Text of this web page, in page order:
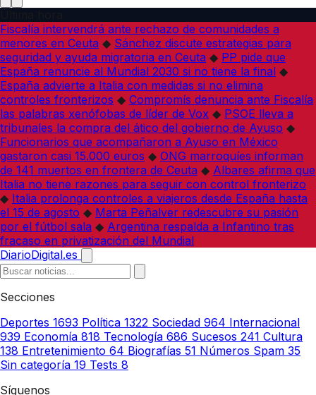
Fiscalía intervendrá ante rechazo de comunidades a
menores en Ceuta ◆ Sánchez discute estrategias para
seguridad y ayuda migratoria en Ceuta ◆ PP pide que
España renuncie al Mundial 2030 si no tiene la final ◆
España advierte a Italia con medidas si no elimina
controles fronterizos ◆ Compromís denuncia ante Fiscalía
las palabras xenófobas de líder de Vox ◆ PSOE lleva a
tribunales la compra del ático del gobierno de Ayuso ◆
Funcionarios que acompañaron a Ayuso en México
gastaron casi 15.000 euros ◆ ONG marroquíes informan
de 141 muertos en frontera de Ceuta ◆ Albares afirma que
Italia no tiene razones para seguir con control fronterizo
◆ Italia prolonga controles a viajeros desde España hasta
el 15 de agosto ◆ Marta Peñalver redescubre su pasión
por el fútbol sala ◆ Argentina respalda a Infantino tras
fracaso en privatización del Mundial
DiarioDigital.es
Secciones
Deportes 1693 Política 1322 Sociedad 964 Internacional
939 Economía 818 Tecnología 686 Sucesos 241 Cultura
138 Entretenimiento 64 Biografías 51 Números Spam 35
Sin categoría 19 Tests 8
Síguenos